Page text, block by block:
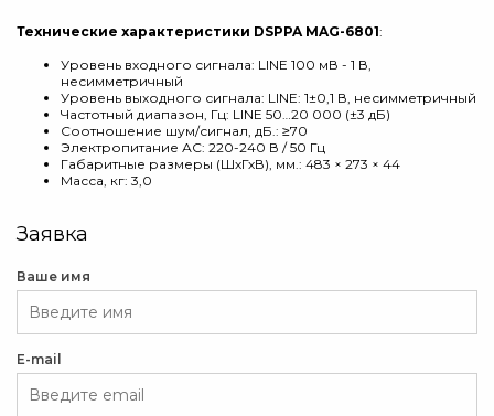
Технические характеристики DSPPA MAG-6801:
Уровень входного сигнала: LINE 100 мВ - 1 В,
несимметричный
Уровень выходного сигнала: LINE: 1±0,1 В, несимметричный
Частотный диапазон, Гц: LINE 50…20 000 (±3 дБ)
Соотношение шум/сигнал, дБ.: ≥70
Электропитание АС: 220-240 В / 50 Гц
Габаритные размеры (ШхГхВ), мм.: 483 × 273 × 44
Масса, кг: 3,0
Заявка
Ваше имя
E-mail